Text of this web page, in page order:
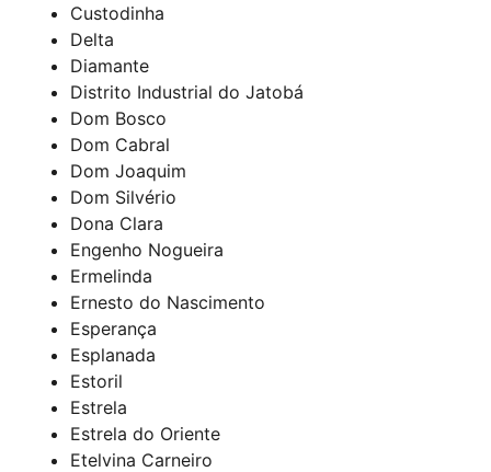
Custodinha
Delta
Diamante
Distrito Industrial do Jatobá
Dom Bosco
Dom Cabral
Dom Joaquim
Dom Silvério
Dona Clara
Engenho Nogueira
Ermelinda
Ernesto do Nascimento
Esperança
Esplanada
Estoril
Estrela
Estrela do Oriente
Etelvina Carneiro